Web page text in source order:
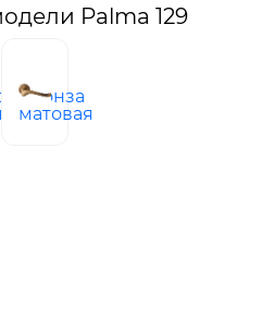
Palma 129
бронза
матовая